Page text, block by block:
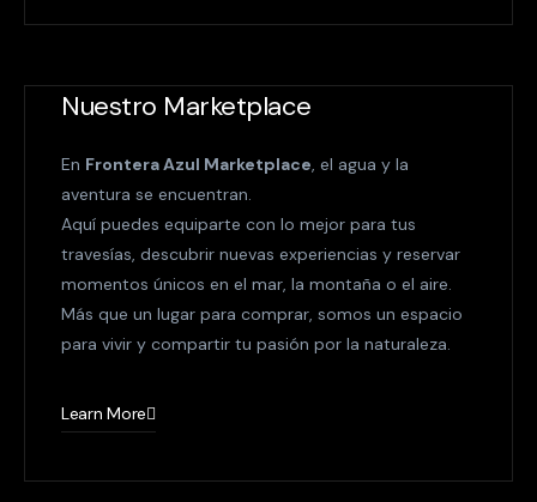
Nuestro Marketplace
En Frontera Azul Marketplace, el agua y la
aventura se encuentran.
Aquí puedes equiparte con lo mejor para tus
travesías, descubrir nuevas experiencias y reservar
momentos únicos en el mar, la montaña o el aire.
Más que un lugar para comprar, somos un espacio
para vivir y compartir tu pasión por la naturaleza.
Learn More